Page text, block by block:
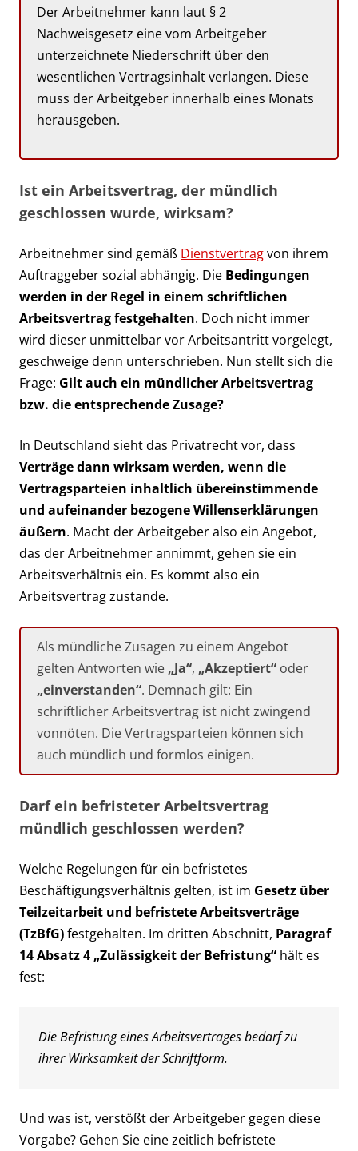
Der Arbeitnehmer kann laut § 2
Nachweisgesetz eine vom Arbeitgeber
unterzeichnete Niederschrift über den
wesentlichen Vertragsinhalt verlangen. Diese
muss der Arbeitgeber innerhalb eines Monats
herausgeben.
Ist ein Arbeitsvertrag, der mündlich
geschlossen wurde, wirksam?
Arbeitnehmer sind gemäß Dienstvertragvon ihrem
Auftraggeber sozial abhängig. Die Bedingungen
werden in der Regel in einem schriftlichen
Arbeitsvertrag festgehalten. Doch nicht immer
wird dieser unmittelbar vor Arbeitsantritt vorgelegt,
geschweige denn unterschrieben. Nun stellt sich die
Frage: Gilt auch ein mündlicher Arbeitsvertrag
bzw. die entsprechende Zusage?
In Deutschland sieht das Privatrecht vor, dass
Verträge dann wirksam werden, wenn die
Vertragsparteien inhaltlich übereinstimmende
und aufeinander bezogene Willenserklärungen
äußern. Macht der Arbeitgeber also ein Angebot,
das der Arbeitnehmer annimmt, gehen sie ein
Arbeitsverhältnis ein. Es kommt also ein
Arbeitsvertrag zustande.
Als mündliche Zusagen zu einem Angebot
gelten Antworten wie „Ja“, „Akzeptiert“ oder
„einverstanden“. Demnach gilt: Ein
schriftlicher Arbeitsvertrag ist nicht zwingend
vonnöten. Die Vertragsparteien können sich
auch mündlich und formlos einigen.
Darf ein befristeter Arbeitsvertrag
mündlich geschlossen werden?
Welche Regelungen für ein befristetes
Beschäftigungsverhältnis gelten, ist im Gesetz über
Teilzeitarbeit und befristete Arbeitsverträge
(TzBfG)festgehalten. Im dritten Abschnitt, Paragraf
14 Absatz 4 „Zulässigkeit der Befristung“ hält es
fest:
Die Befristung eines Arbeitsvertrages bedarf zu
ihrer Wirksamkeit der Schriftform.
Und was ist, verstößt der Arbeitgeber gegen diese
Vorgabe? Gehen Sie eine zeitlich befristete